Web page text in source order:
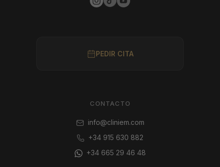
PEDIR CITA
CONTACTO
info@cliniem.com
+34 915 630 882
+34 665 29 46 48